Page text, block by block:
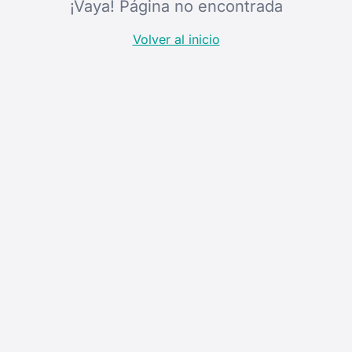
¡Vaya! Página no encontrada
Volver al inicio